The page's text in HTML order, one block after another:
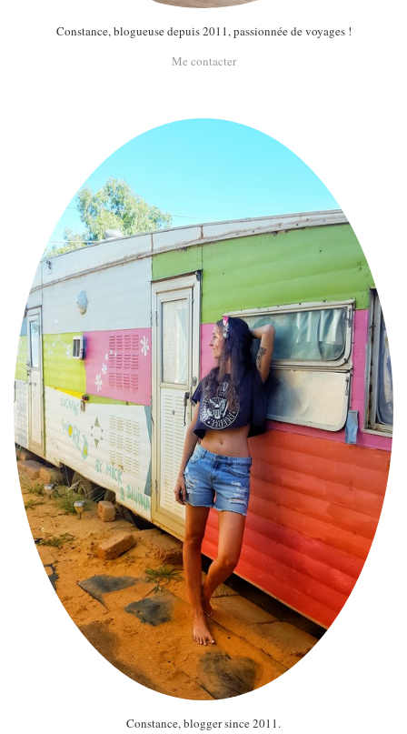
Constance, blogueuse depuis 2011, passionnée de voyages !
Me contacter
Constance, blogger since 2011.